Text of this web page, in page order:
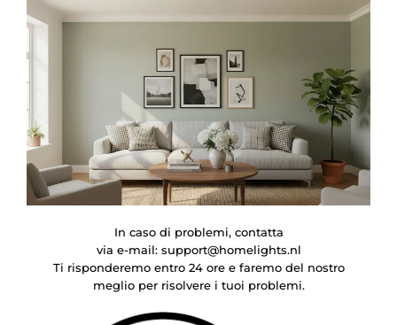
In caso di problemi, contatta
via e-mail: support@homelights.nl
Ti risponderemo entro 24 ore e faremo del nostro
meglio per risolvere i tuoi problemi.